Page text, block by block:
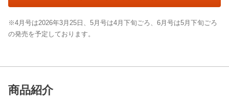
※4月号は2026年3月25日、5月号は4月下旬ごろ、6月号は5月下旬ごろ
の発売を予定しております。
商品紹介